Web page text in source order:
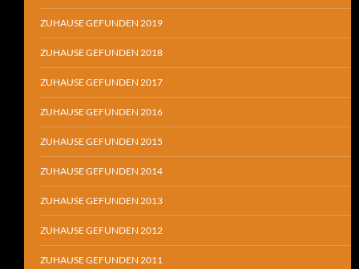
ZUHAUSE GEFUNDEN 2019
ZUHAUSE GEFUNDEN 2018
ZUHAUSE GEFUNDEN 2017
ZUHAUSE GEFUNDEN 2016
ZUHAUSE GEFUNDEN 2015
ZUHAUSE GEFUNDEN 2014
ZUHAUSE GEFUNDEN 2013
ZUHAUSE GEFUNDEN 2012
ZUHAUSE GEFUNDEN 2011